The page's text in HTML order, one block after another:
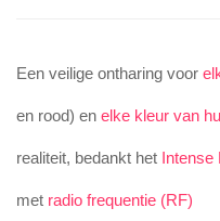
Een veilige ontharing voor
en rood) en elke kleur van
realiteit, bedankt het Intense
met radio frequentie (RF)